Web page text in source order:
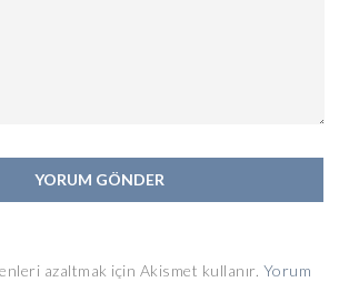
azaltmak için Akismet kullanır. Yorum